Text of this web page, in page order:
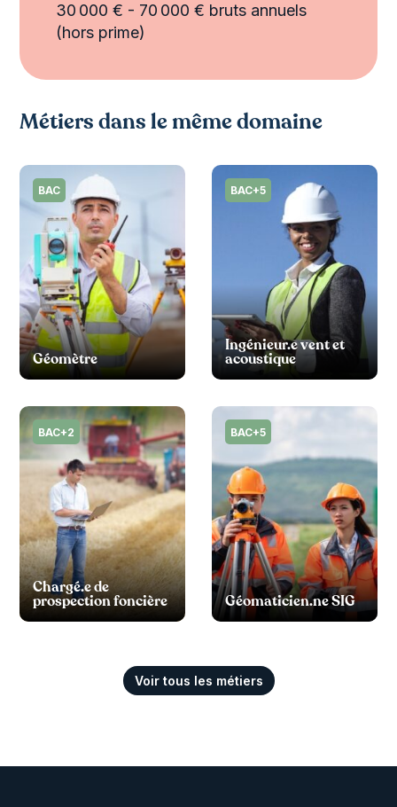
30 000 € - 70 000 € bruts annuels
(hors prime)
Métiers dans le même domaine
BAC
Géomètre
BAC+5
Ingénieur.e vent et
acoustique
BAC+2
Chargé.e de
prospection foncière
BAC+5
Géomaticien.ne SIG
Voir tous les métiers